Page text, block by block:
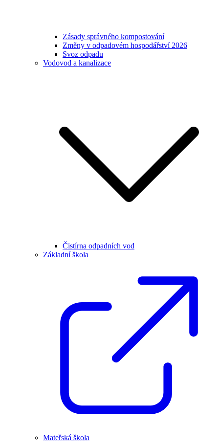
Zásady správného kompostování
Změny v odpadovém hospodářství 2026
Svoz odpadu
Vodovod a kanalizace
Čistírna odpadních vod
Základní škola
Mateřská škola